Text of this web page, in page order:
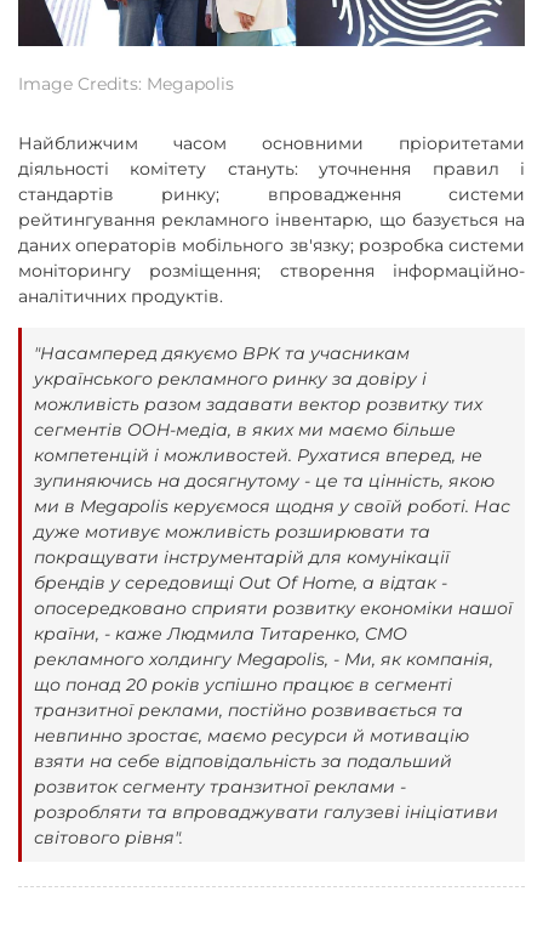
Image Credits: Megapolis
Найближчим часом основними пріоритетами
діяльності комітету стануть: уточнення правил і
стандартів ринку; впровадження системи
рейтингування рекламного інвентарю, що базується на
даних операторів мобільного зв'язку; розробка системи
моніторингу розміщення; створення інформаційно-
аналітичних продуктів.
"Насамперед дякуємо ВРК та учасникам
українського рекламного ринку за довіру і
можливість разом задавати вектор розвитку тих
сегментів OOH-медіа, в яких ми маємо більше
компетенцій і можливостей. Рухатися вперед, не
зупиняючись на досягнутому - це та цінність, якою
ми в Megapolis керуємося щодня у своїй роботі. Нас
дуже мотивує можливість розширювати та
покращувати інструментарій для комунікації
брендів у середовищі Out Of Home, а відтак -
опосередковано сприяти розвитку економіки нашої
країни, - каже Людмила Титаренко, CMO
рекламного холдингу Megapolis, - Ми, як компанія,
що понад 20 років успішно працює в сегменті
транзитної реклами, постійно розвивається та
невпинно зростає, маємо ресурси й мотивацію
взяти на себе відповідальність за подальший
розвиток сегменту транзитної реклами -
розробляти та впроваджувати галузеві ініціативи
світового рівня".